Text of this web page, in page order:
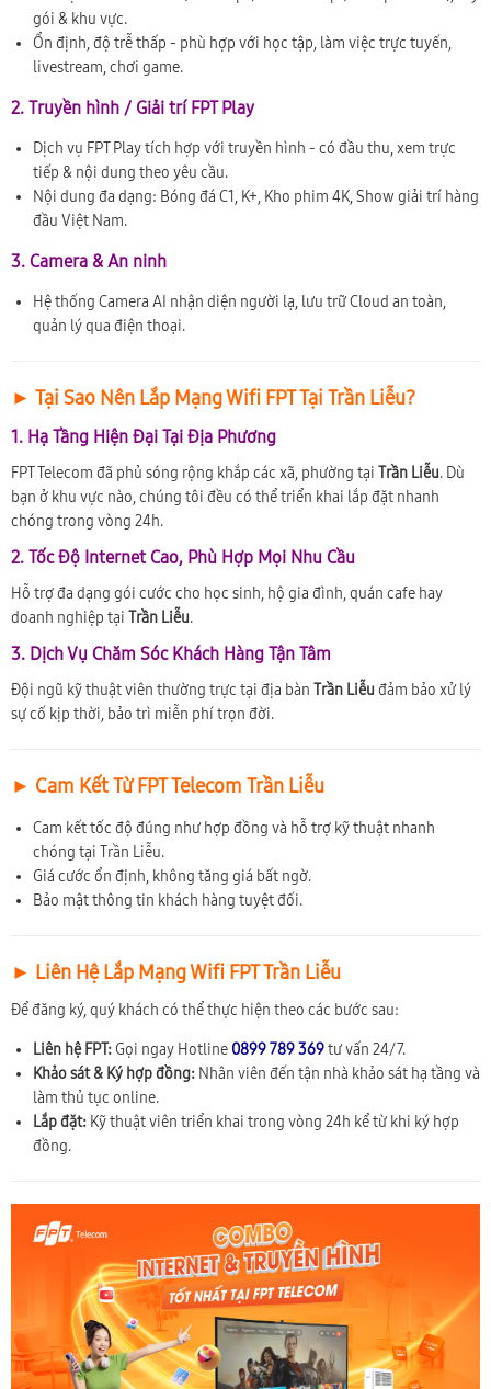
gói & khu vực.
Ổn định, độ trễ thấp - phù hợp với học tập, làm việc trực tuyến,
livestream, chơi game.
2. Truyền hình / Giải trí FPT Play
Dịch vụ FPT Play tích hợp với truyền hình - có đầu thu, xem trực
tiếp & nội dung theo yêu cầu.
Nội dung đa dạng: Bóng đá C1, K+, Kho phim 4K, Show giải trí hàng
đầu Việt Nam.
3. Camera & An ninh
Hệ thống Camera AI nhận diện người lạ, lưu trữ Cloud an toàn,
quản lý qua điện thoại.
► Tại Sao Nên Lắp Mạng Wifi FPT Tại Trần Liễu?
1. Hạ Tầng Hiện Đại Tại Địa Phương
FPT Telecom đã phủ sóng rộng khắp các xã, phường tại Trần Liễu. Dù
bạn ở khu vực nào, chúng tôi đều có thể triển khai lắp đặt nhanh
chóng trong vòng 24h.
2. Tốc Độ Internet Cao, Phù Hợp Mọi Nhu Cầu
Hỗ trợ đa dạng gói cước cho học sinh, hộ gia đình, quán cafe hay
doanh nghiệp tại Trần Liễu.
3. Dịch Vụ Chăm Sóc Khách Hàng Tận Tâm
Đội ngũ kỹ thuật viên thường trực tại địa bàn Trần Liễu đảm bảo xử lý
sự cố kịp thời, bảo trì miễn phí trọn đời.
► Cam Kết Từ FPT Telecom Trần Liễu
Cam kết tốc độ đúng như hợp đồng và hỗ trợ kỹ thuật nhanh
chóng tại Trần Liễu.
Giá cước ổn định, không tăng giá bất ngờ.
Bảo mật thông tin khách hàng tuyệt đối.
► Liên Hệ Lắp Mạng Wifi FPT Trần Liễu
Để đăng ký, quý khách có thể thực hiện theo các bước sau:
Liên hệ FPT: Gọi ngay Hotline 0899 789 369tư vấn 24/7.
Khảo sát & Ký hợp đồng: Nhân viên đến tận nhà khảo sát hạ tầng và
làm thủ tục online.
Lắp đặt: Kỹ thuật viên triển khai trong vòng 24h kể từ khi ký hợp
đồng.